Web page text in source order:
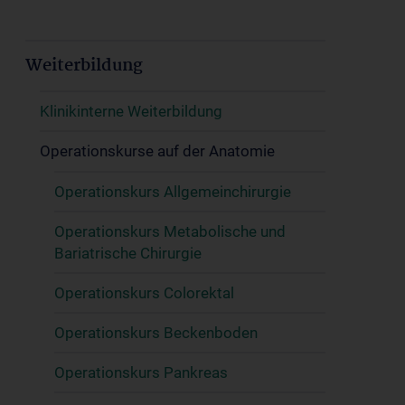
Weiterbildung
Klinikinterne Weiterbildung
Operationskurse auf der Anatomie
Operationskurs Allgemeinchirurgie
Operationskurs Metabolische und
Bariatrische Chirurgie
Operationskurs Colorektal
Operationskurs Beckenboden
Operationskurs Pankreas